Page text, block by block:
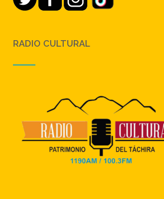
RADIO CULTURAL